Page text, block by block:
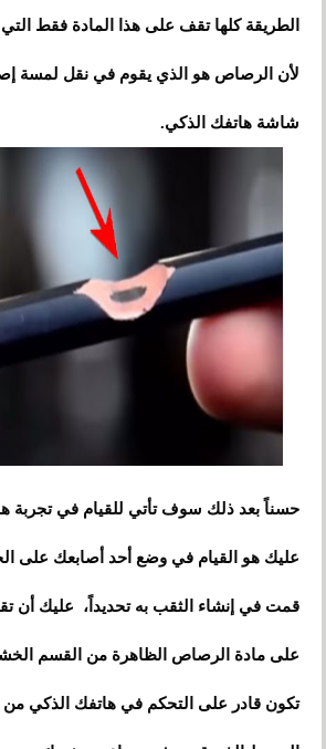
الطريقة كلها تقف على هذا المادة فقط
لأن الرصاص هو الذي يقوم في نقل لمسة
شاشة هاتفك الذكي.
حسناً بعد ذلك سوف تأتي للقيام في تجربة
عليك هو القيام في وضع أحد أصابعك على
قمت في إنشاء الثقب به تحديداً، عليك أن
على مادة الرصاص الظاهرة من القسم
تكون قادر على التحكم في هاتفك الذكي من